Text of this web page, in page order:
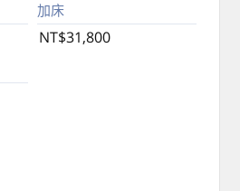
加床
NT$31,800